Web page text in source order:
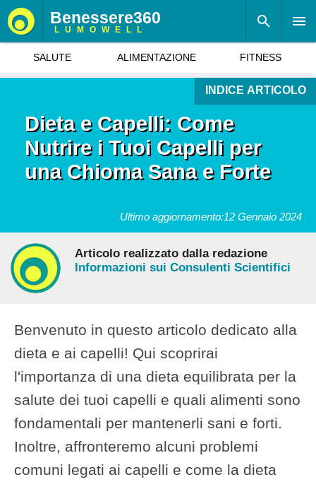
Dieta e Capelli: Come
Nutrire i Tuoi Capelli per
una Chioma Sana e Forte
Ultimo aggiornamento:12 Gennaio 2024
Articolo realizzato dalla redazione
Informazioni sui Consulenti Scientifici
Benvenuto in questo articolo dedicato alla
dieta e ai capelli! Qui scoprirai
l'importanza di una dieta equilibrata per la
salute dei tuoi capelli e quali alimenti sono
fondamentali per mantenerli sani e forti.
Inoltre, affronteremo alcuni problemi
comuni legati ai capelli e come la dieta
INDICE ARTICOLO
Benessere360
LUMOWELL
SALUTE ALIMENTAZIONE FITNESS